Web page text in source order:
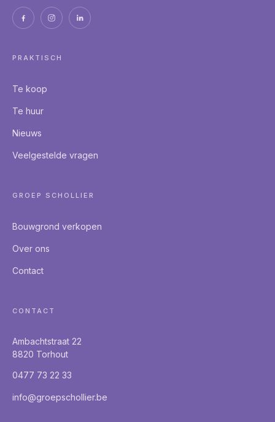
PRAKTISCH
Te koop
Te huur
Nieuws
Veelgestelde vragen
GROEP SCHOLLIER
Bouwgrond verkopen
Over ons
Contact
CONTACT
Ambachtstraat 22
8820 Torhout
0477 73 22 33
info@groepschollier.be